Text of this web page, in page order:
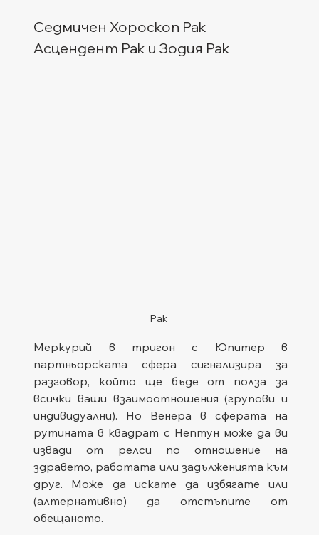
Седмичен Хороскоп Рак
Асцендент Рак и Зодия Рак
Рак
Меркурий в тригон с Юпитер в
партньорската сфера сигнализира за
разговор, който ще бъде от полза за
всички ваши взаимоотношения (групови и
индивидуални). Но Венера в сферата на
рутината в квадрат с Нептун може да ви
извади от релси по отношение на
здравето, работата или задълженията към
друг. Може да искате да избягате или
(алтернативно) да отстъпите от
обещаното.